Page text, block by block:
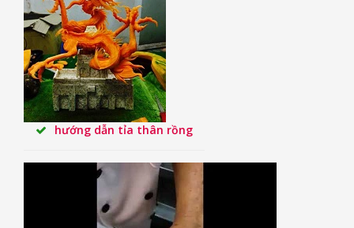
hướng dẫn tỉa thân rồng